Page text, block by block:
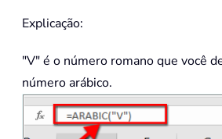
Explicação:
"V" é o número romano que você
número arábico.